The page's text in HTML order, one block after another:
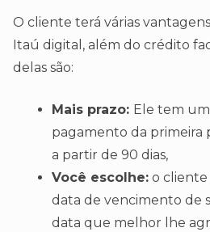
O cliente terá várias
Itaú digital, além do crédito
delas são:
Mais prazo: Ele tem
pagamento da primeira
a partir de 90 dias,
Você escolhe: o cliente
data de vencimento de
data que melhor lhe